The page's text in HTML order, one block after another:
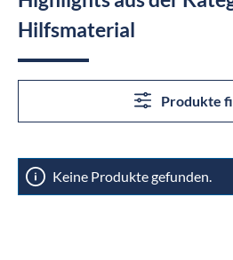
Hilfsmaterial
Produkte
Keine Produkte gefunden.